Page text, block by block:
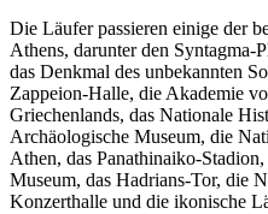
Die Läufer passieren einige der
Athens, darunter den Syntagma-
das Denkmal des unbekannten
Zappeion-Halle, die Akademie
Griechenlands, das Nationale
Archäologische Museum, die
Athen, das Panathinaiko-
Museum, das Hadrians-Tor, die
Konzerthalle und die ikonische